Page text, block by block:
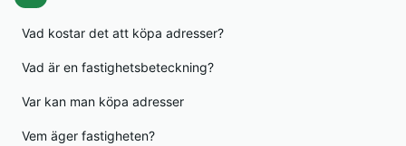
Vad kostar det att köpa adresser?
Vad är en fastighetsbeteckning?
Var kan man köpa adresser
Vem äger fastigheten?